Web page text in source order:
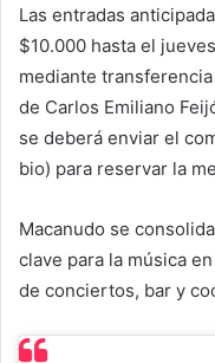
Las entradas
$10.000 hasta el
mediante transferencia
de Carlos Emiliano
se deberá enviar el
bio) para reservar la
Macanudo se
clave para la música
de conciertos, bar y